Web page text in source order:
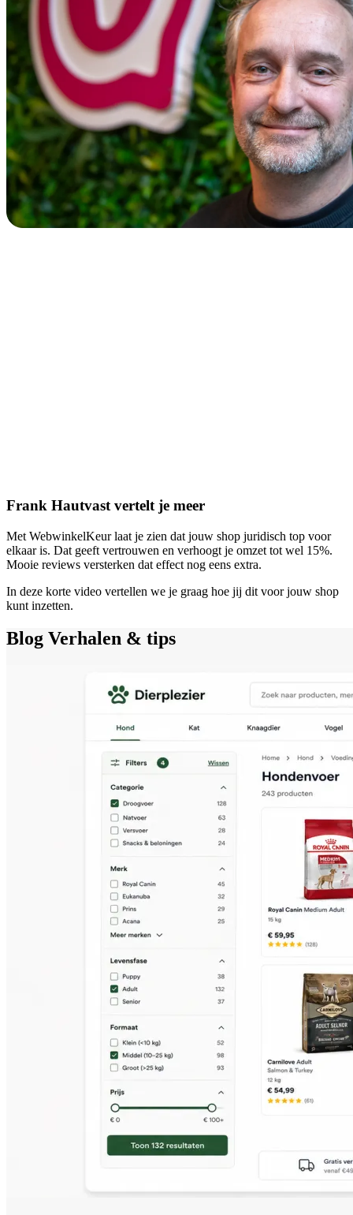
Frank Hautvast vertelt je meer
Met WebwinkelKeur laat je zien dat jouw shop juridisch top voor
elkaar is. Dat geeft vertrouwen en verhoogt je omzet tot wel 15%.
Mooie reviews versterken dat effect nog eens extra.
In deze korte video vertellen we je graag hoe jij dit voor jouw shop
kunt inzetten.
Blog Verhalen & tips